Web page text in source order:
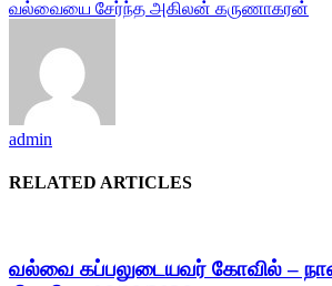
வல்வையை சேர்ந்த அகிலன் கருணாகரன்
admin
RELATED ARTICLES
வல்வை கப்பலுடையவர் கோவில் –